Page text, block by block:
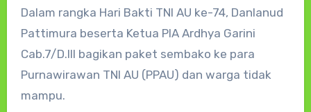
Dalam rangka Hari Bakti TNI AU ke-74, Danlanud
Pattimura beserta Ketua PIA Ardhya Garini
Cab.7/D.III bagikan paket sembako ke para
Purnawirawan TNI AU (PPAU) dan warga tidak
mampu.